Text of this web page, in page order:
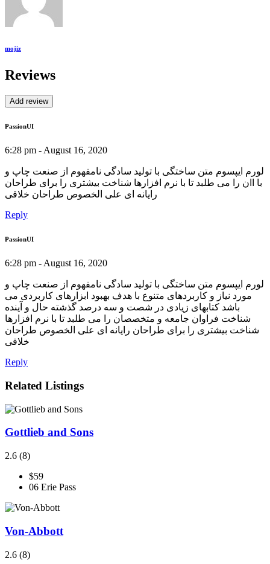
mojiz
Reviews
Add review
PassionUI
6:28 pm - August 16, 2020
لورم ایپسوم متن ساختگی با تولید سادگی نامفهوم از صنعت چاپ و
با اان را می طلبد تا با نرم افزارها شناخت بیشتری را برای طراحان
رایانه ای علی الخصوص طراحان خلاقی
Reply
PassionUI
6:28 pm - August 16, 2020
لورم ایپسوم متن ساختگی با تولید سادگی نامفهوم از صنعت چاپ و
مورد نیاز و کاربردهای متنوع با هدف بهبود ابزارهای کاربردی می
باشد کتابهای زیادی در شصت و سه درصد گذشته حال و آینده
شناخت فراوان جامعه و متخصصان را می طلبد تا با نرم افزارها
شناخت بیشتری را برای طراحان رایانه ای علی الخصوص طراحان
خلاقی
Reply
Related Listings
Gottlieb and Sons
2.6 (8)
$59
06 Erie Pass
Von-Abbott
2.6 (8)